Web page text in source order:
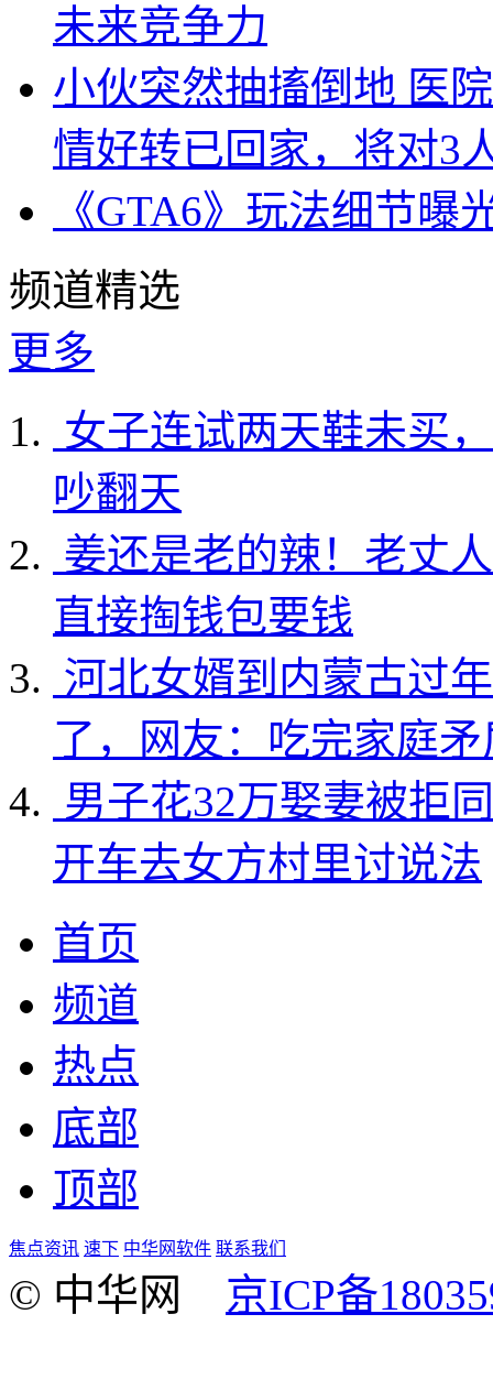
未来竞争力
小伙突然抽搐倒地 医
情好转已回家，将对3
《GTA6》玩法细节
频道精选
更多
女子连试两天鞋未买
吵翻天
姜还是老的辣！老丈
直接掏钱包要钱
河北女婿到内蒙古过
了，网友：吃完家庭
男子花32万娶妻被拒
开车去女方村里讨说法
首页
频道
热点
底部
顶部
焦点资讯 速下 中华网软件 联系我们
© 中华网 京ICP备